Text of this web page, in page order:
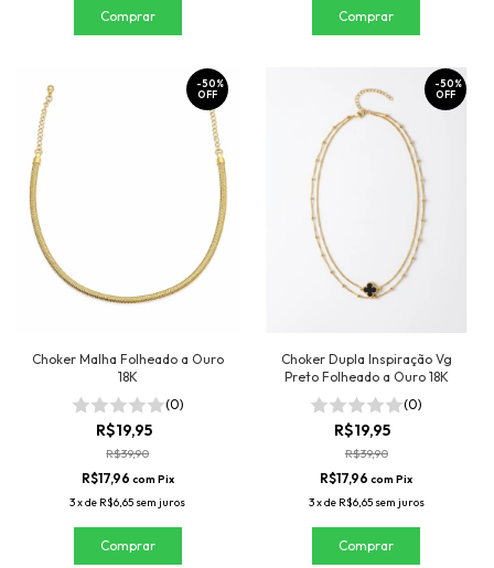
Choker Malha Folheado a Ouro
18K
(0)
R$19,95
-50%
OFF
R$39,90
R$17,96 com Pix
3xde R$6,65 sem juros
Choker Dupla Inspiração Vg
Preto Folheado a Ouro 18K
(0)
R$19,95
-50%
OFF
R$39,90
R$17,96com Pix
3xde R$6,65 sem juros